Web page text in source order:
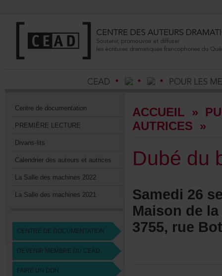
Centrededocumentation
PREMIÈRELECTURE
Divans-lits
Calendrierdesauteursetautrices
LaSalledesmachines2022
LaSalledesmachines2021
CENTREDEDOCUMENTATION
DEVENIRMEMBREDUCEAD
FAIREUNDON
ACCUEIL »
AUTRICES »